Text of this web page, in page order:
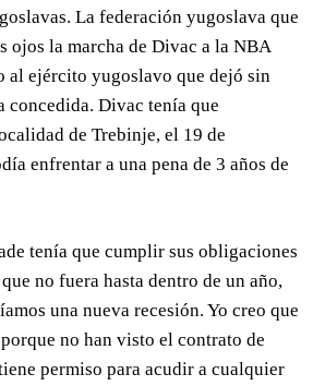
La federación yugoslava que
ojos la marcha de Divac a la NBA
al ejército yugoslavo que dejó sin
concedida. Divac tenía que
de Trebinje, el 19 de
enfrentar a una pena de 3 años de
tenía que cumplir sus obligaciones
no fuera hasta dentro de un año,
una nueva recesión. Yo creo que
no han visto el contrato de
permiso para acudir a cualquier